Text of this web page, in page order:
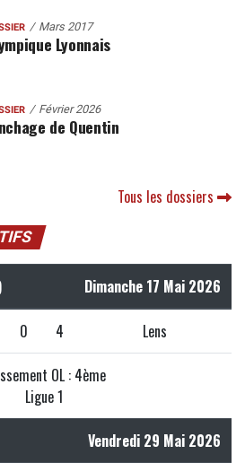
Mars 2017
Lyonnais
Février 2026
de Quentin
Tous les dossiers
Dimanche 17 Mai 2026
0 4 Lens
OL : 4ème
Ligue 1
Vendredi 29 Mai 2026